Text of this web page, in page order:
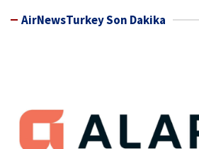
AirNewsTurkey Son Dakika